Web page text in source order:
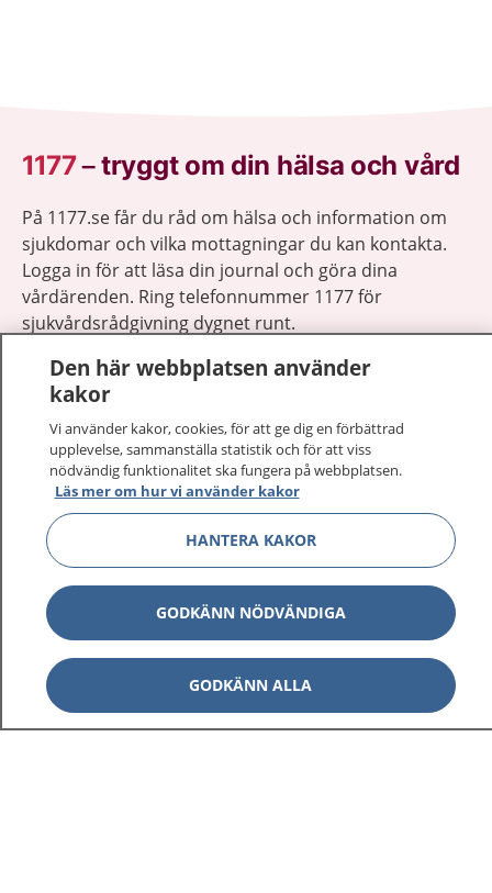
1177–tryggt om din hälsa och vård
På 1177.se får du råd om hälsa och information om
sjukdomar och vilka mottagningar du kan kontakta.
Logga in för att läsa din journal och göra dina
vårdärenden. Ring telefonnummer 1177 för
sjukvårdsrådgivning dygnet runt.
1177 på flera språk
Om 1177 Visa
Kontakt Visa
Behandling av personuppgifter
Den här webbplatsen använder
kakor
Vi använder kakor, cookies, för att ge dig en förbättrad
upplevelse, sammanställa statistik och för att viss
nödvändig funktionalitet ska fungera på webbplatsen.
Läs mer om hur vi använder kakor
HANTERA KAKOR
GODKÄNN NÖDVÄNDIGA
GODKÄNN ALLA